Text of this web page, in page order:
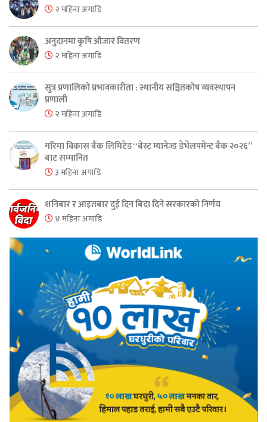
२ महिना अगाडि
अनुदानमा कृषि औजार वितरण
२ महिना अगाडि
सुत्र प्रणालिको प्रभावकारीता : स्थानीय सञ्चितकोष व्यवस्थापन
प्रणाली
२ महिना अगाडि
गरिमा विकास बैंक लिमिटेड “बेस्ट म्यानेज्ड डेभेलपमेन्ट बैंक २०२६”
बाट सम्मानित
३ महिना अगाडि
शनिबार र आइतबार दुई दिन बिदा दिने सरकारको निर्णय
४ महिना अगाडि